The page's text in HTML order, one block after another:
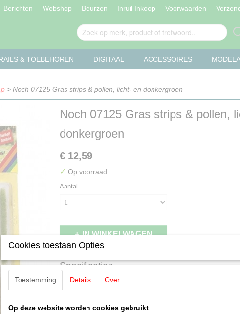
Berichten Webshop Beurzen Inruil Inkoop Voorwaarden
& TOEBEHOREN DIGITAAL ACCESSOIRES
> Noch 07125 Gras strips & pollen, licht- en donkergroen
Noch 07125 Gras strips & pollen,
donkergroen
€ 12,59
✓ Op voorraad
Aantal
IN WINKELWAGEN
Specificaties
EAN code
Omschrijving
Cookies toestaan Opties
Toestemming Details Over
Op deze website worden cookies gebruikt